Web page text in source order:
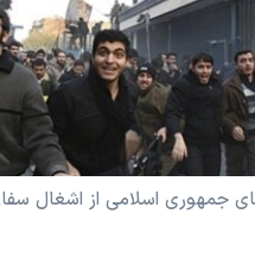
آمریکا ۲۰۲۴
به اسرائیل
آزادی
جمهوری اسلامی از اشغال